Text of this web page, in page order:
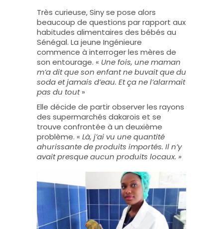
Très curieuse, Siny se pose alors
beaucoup de questions par rapport aux
habitudes alimentaires des bébés au
Sénégal. La jeune Ingénieure
commence à interroger les mères de
son entourage. « Une fois, une maman
m’a dit que son enfant ne buvait que du
soda et jamais d’eau. Et ça ne l’alarmait
pas du tout»
Elle décide de partir observer les rayons
des supermarchés dakarois et se
trouve confrontée à un deuxième
problème. « Là, j’ai vu une quantité
ahurissante de produits importés. Il n’y
avait presque aucun produits locaux. »